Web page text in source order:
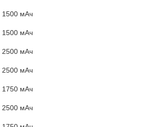
1500 мАч
1500 мАч
2500 мАч
2500 мАч
1750 мАч
2500 мАч